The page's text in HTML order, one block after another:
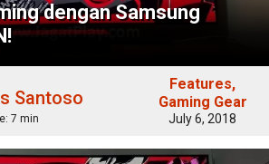
dengan Samsung
Santoso
7 min
Features
Gaming Gear
July 6, 2018